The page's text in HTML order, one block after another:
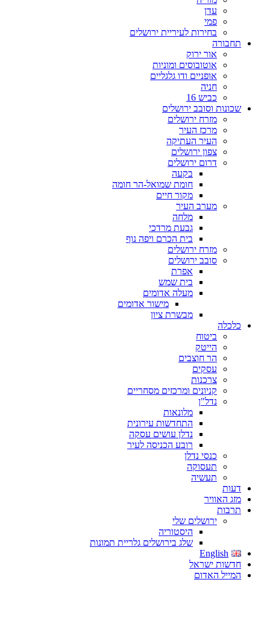
עדן
פמי
בחירות לעיריית ירושלים
תחבורה
אור ירוק
אוטובוסים ומוניות
אופניים ודו גלגליים
חניה
כביש 16
שכונות וסובב ירושלים
מזרח ירושלים
מרכז העיר
העיר העתיקה
צפון ירושלים
דרום ירושלים
בקעה
חומת שמואל-הר חומה
מקור חיים
מערב העיר
מלחה
גבעת מרדכי
בית הכרם ויפה נוף
מזרח ירושלים
סובב ירושלים
אפרת
בית שמש
מעלה אדומים
מישור אדומים
מבשרת ציון
כלכלה
ביטוח
הייטק
הר חוצבים
עסקים
צרכנות
קניונים ומרכזים מסחריים
נדל"ן
מלונאות
התחדשות עירונית
נדלן עושים עסקה
רובע הכניסה לעיר
כנסי נדלן
תעסוקה
תעשיה
דעות
מזג האוויר
תרבות
ירושלים שלי
היסטוריה
שלג בירושלים גלריית תמונות
English
חדשות ישראל
המייל האדום